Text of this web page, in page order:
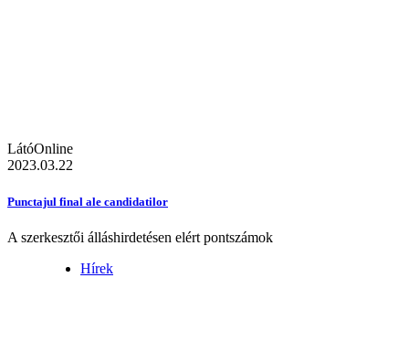
LátóOnline
2023.03.22
Punctajul final ale candidatilor
A szerkesztői álláshirdetésen elért pontszámok
Hírek